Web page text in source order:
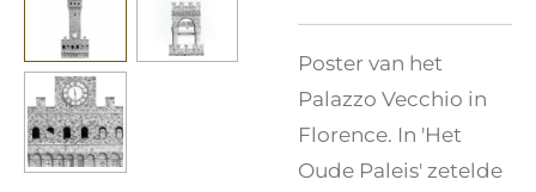
Poster van het
Palazzo Vecchio in
Florence. In 'Het
Oude Paleis' zetelde